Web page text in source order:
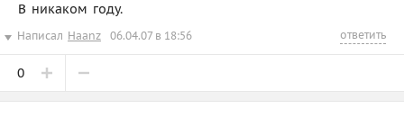
В никаком году.
Написал Haanz 06.04.07 в 18:56 ответить
0